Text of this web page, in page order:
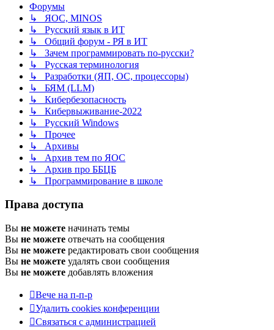
Форумы
↳ ЯОС, MINOS
↳ Русский язык в ИТ
↳ Общий форум - РЯ в ИТ
↳ Зачем программировать по-русски?
↳ Русская терминология
↳ Разработки (ЯП, ОС, процессоры)
↳ БЯМ (LLM)
↳ Кибербезопасность
↳ Кибервыживание-2022
↳ Русский Windows
↳ Прочее
↳ Архивы
↳ Архив тем по ЯОС
↳ Архив про ББЦБ
↳ Программирование в школе
Права доступа
Вы не можете начинать темы
Вы не можете отвечать на сообщения
Вы не можете редактировать свои сообщения
Вы не можете удалять свои сообщения
Вы не можете добавлять вложения
Вече на п-п-р
Удалить cookies конференции
Связаться с администрацией